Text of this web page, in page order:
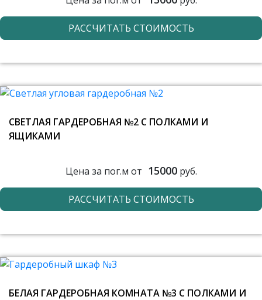
РАССЧИТАТЬ СТОИМОСТЬ
СВЕТЛАЯ ГАРДЕРОБНАЯ №2 С ПОЛКАМИ И
ЯЩИКАМИ
Цена за пог.м от 15000руб.
РАССЧИТАТЬ СТОИМОСТЬ
БЕЛАЯ ГАРДЕРОБНАЯ КОМНАТА №3 С ПОЛКАМИ И